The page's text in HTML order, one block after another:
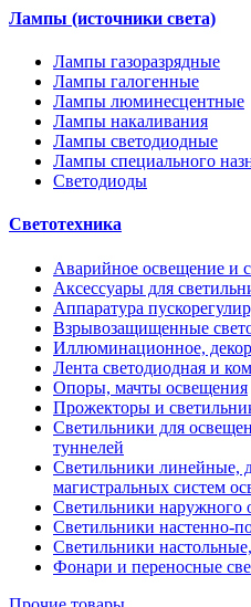
Лампы (источники света)
Лампы газоразрядные
Лампы галогенные
Лампы люминесцентные
Лампы накаливания
Лампы светодиодные
Лампы специального
Светодиоды
Светотехника
Аварийное освещение и
Аксессуары для
Аппаратура
Взрывозащищенные
Иллюминационное,
Лента светодиодная и
Опоры, мачты освещения
Прожекторы и
Светильники для
туннелей
Светильники линейные,
магистральных систем
Светильники наружного
Светильники настенно-
Светильники
Фонари и переносные